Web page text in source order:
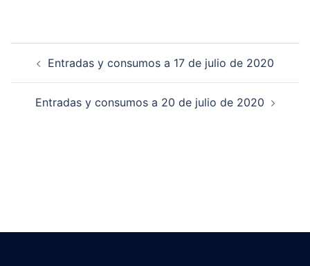
Entradas y consumos a 17 de julio de 2020
Entradas y consumos a 20 de julio de 2020